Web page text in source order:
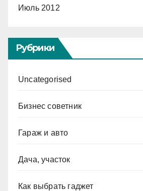
Июль 2012
Рубрики
Uncategorised
Бизнес советник
Гараж и авто
Дача, участок
Как выбрать гаджет